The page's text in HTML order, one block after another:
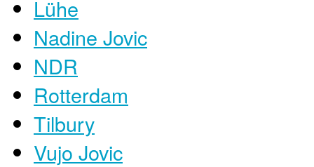
Lühe
Nadine Jovic
NDR
Rotterdam
Tilbury
Vujo Jovic